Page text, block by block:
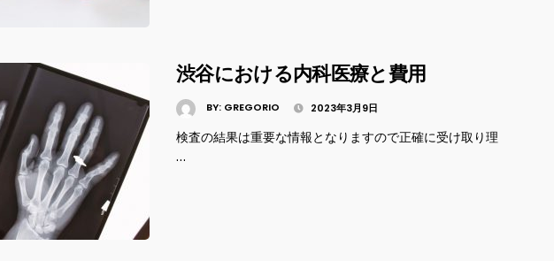
渋谷における内科医療と費用
BY: GREGORIO 2023年3月9日
検査の結果は重要な情報となりますので正確に受け取り理
…